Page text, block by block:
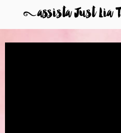
8assista Just Lia